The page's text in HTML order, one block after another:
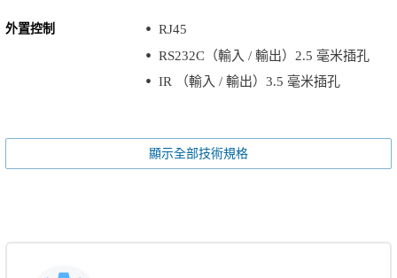
外置控制
RJ45
RS232C（輸入 / 輸出）2.5 毫米插孔
IR （輸入 / 輸出）3.5 毫米插孔
顯示全部技術規格